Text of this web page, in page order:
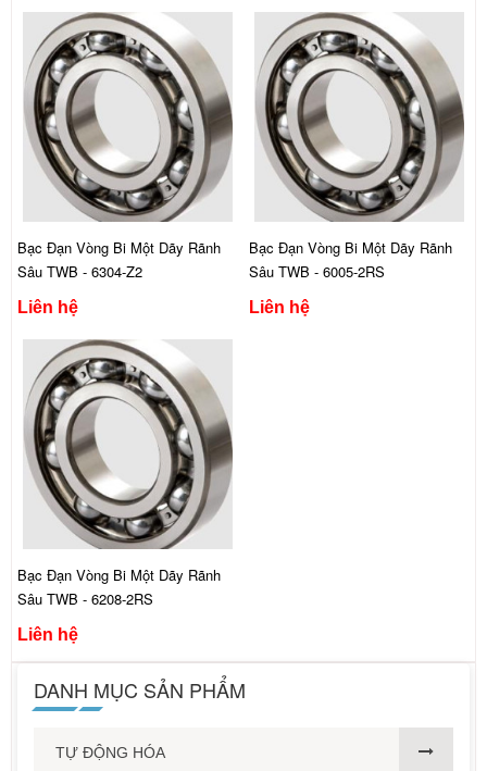
Bạc Đạn Vòng Bi Một Dãy Rãnh
Sâu TWB - 6304-Z2
Liên hệ
Bạc Đạn Vòng Bi Một Dãy Rãnh
Sâu TWB - 6005-2RS
Liên hệ
Bạc Đạn Vòng Bi Một Dãy Rãnh
Sâu TWB - 6208-2RS
Liên hệ
DANH MỤC SẢN PHẨM
TỰ ĐỘNG HÓA